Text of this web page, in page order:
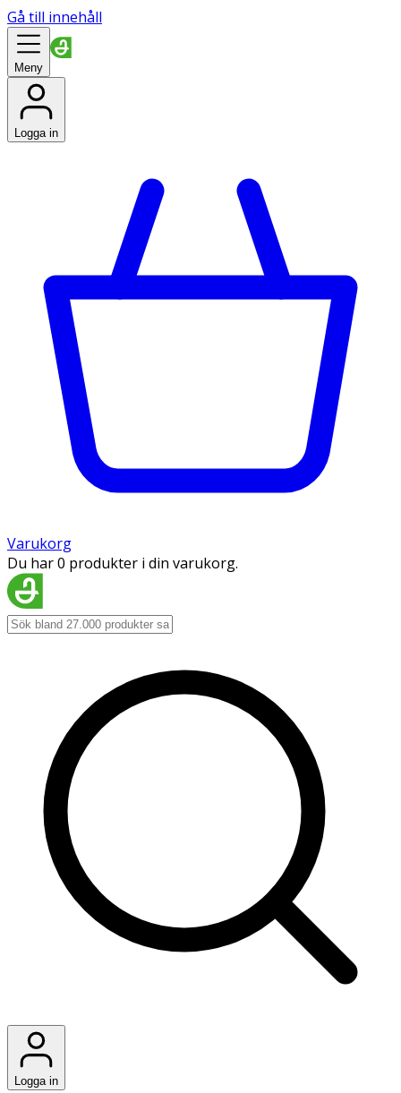
Gå till innehåll
Meny
Logga in
Varukorg
Du har 0 produkter i din varukorg.
Logga in